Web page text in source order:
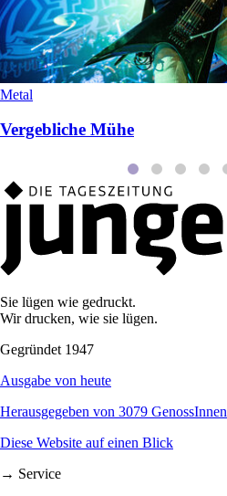
Metal
Vergebliche Mühe
Sie lügen wie gedruckt.
Wir drucken, wie sie lügen.
Gegründet 1947
Ausgabe von heute
Herausgegeben von 3079 GenossInnen
Diese Website auf einen Blick
→ Service